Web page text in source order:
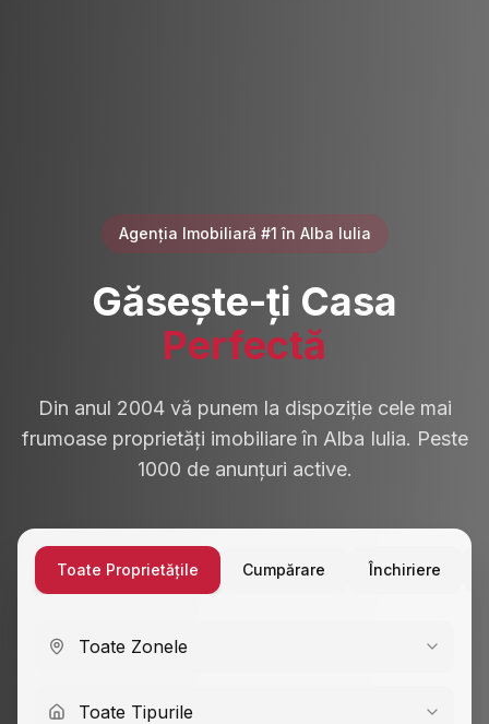
Agenția Imobiliară #1 în Alba Iulia
Găsește-ți Casa
Perfectă
Din anul 2004 vă punem la dispoziție cele mai
frumoase proprietăți imobiliare în Alba Iulia. Peste
1000 de anunțuri active.
Toate Proprietățile Cumpărare Închiriere
Toate Zonele
Toate Tipurile